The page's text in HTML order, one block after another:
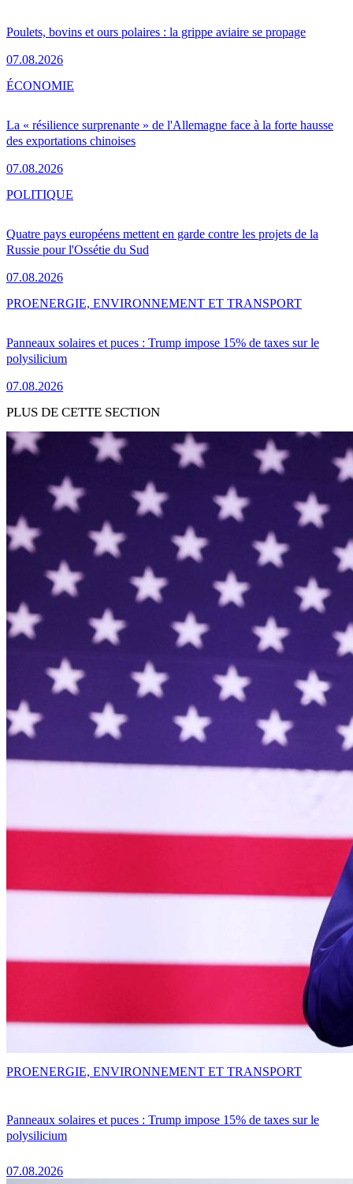
Poulets, bovins et ours polaires : la grippe aviaire se propage
07.08.2026
La « résilience surprenante » de l'Allemagne face à la forte hausse
des exportations chinoises
07.08.2026
ÉCONOMIE
Quatre pays européens mettent en garde contre les projets de la
Russie pour l'Ossétie du Sud
07.08.2026
POLITIQUE
Panneaux solaires et puces : Trump impose 15% de taxes sur le
polysilicium
07.08.2026
PROENERGIE, ENVIRONNEMENT ET TRANSPORT
PLUS DE CETTE SECTION
Panneaux solaires et puces : Trump impose 15% de taxes sur le
polysilicium
07.08.2026
PROENERGIE, ENVIRONNEMENT ET TRANSPORT